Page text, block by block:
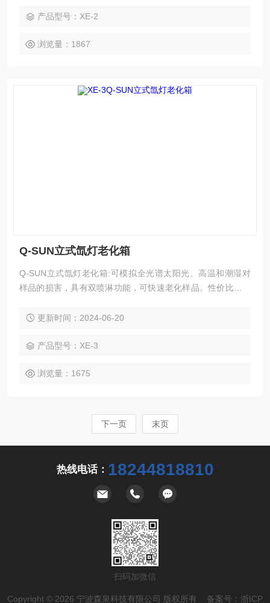
产品型号：XE-2
浏览量：1867
Q-SUN立式氙灯老化箱
Q-SUN立式氙灯老化箱:可模拟全光谱太阳光、高温和潮湿对
样品的损害，具有双喷淋功能，可快速老化样品。性价比高，
更新时间：2024-06-20
产品型号：XE-3
浏览量：1675
下一页 末页
热线电话： 18244818810
扫码加微信
Copyright © 2026 宁波森泉科技有限公司 版权所有 备案号： 浙ICP